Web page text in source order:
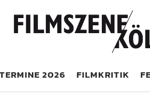
TERMINE 2026 FILMKRITIK